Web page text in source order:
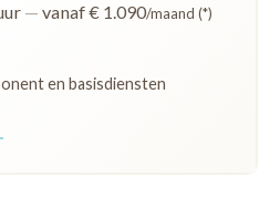
— vanaf € 1.090/maand (*)
en basisdiensten